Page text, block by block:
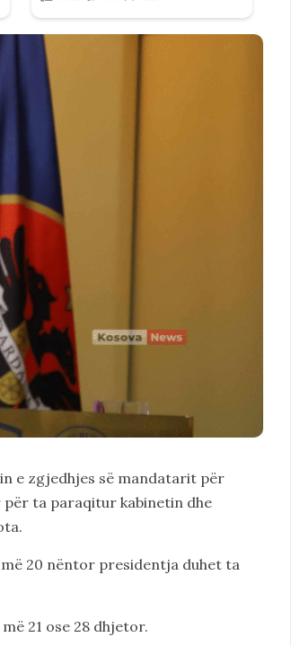
e zgjedhjes së mandatarit për
për ta paraqitur kabinetin dhe
20 nëntor presidentja duhet ta
21 ose 28 dhjetor.